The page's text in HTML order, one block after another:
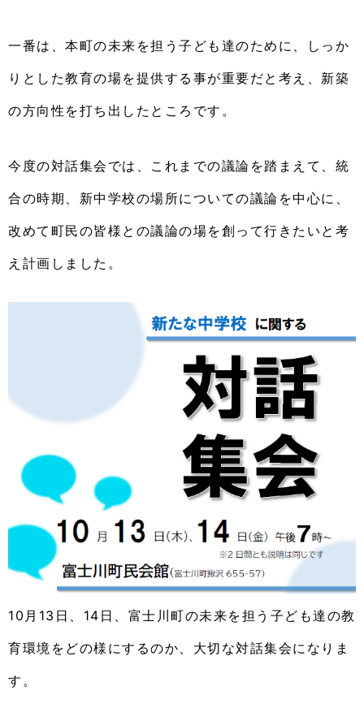
一番は、本町の未来を担う子ども達のために、しっか
りとした教育の場を提供する事が重要だと考え、新築
の方向性を打ち出したところです。
今度の対話集会では、これまでの議論を踏まえて、統
合の時期、新中学校の場所についての議論を中心に、
改めて町民の皆様との議論の場を創って行きたいと考
え計画しました。
10月13日、14日、富士川町の未来を担う子ども達の教
育環境をどの様にするのか、大切な対話集会になりま
す。